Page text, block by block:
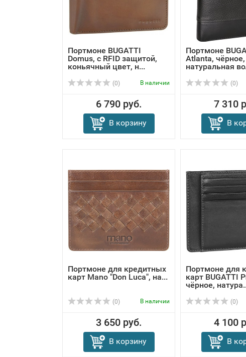
Портмоне BUGATTI
Domus, с RFID защитой,
коньячный цвет, н...
(0) В наличии
6 790 руб.
В корзину
Портмоне
Atlanta, чёрное,
натуральная
(0)
7 310
В
Портмоне для кредитных
карт Mano "Don Luca", на...
(0) В наличии
3 650 руб.
В корзину
Портмоне для
карт BUGATTI
чёрное,
(0)
4 100
В